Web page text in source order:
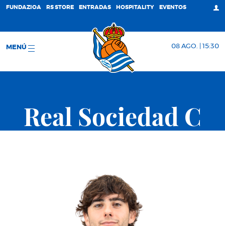
FUNDAZIOA RS STORE ENTRADAS HOSPITALITY EVENTOS
MENÚ 08 AGO. | 15:30
Real Sociedad C